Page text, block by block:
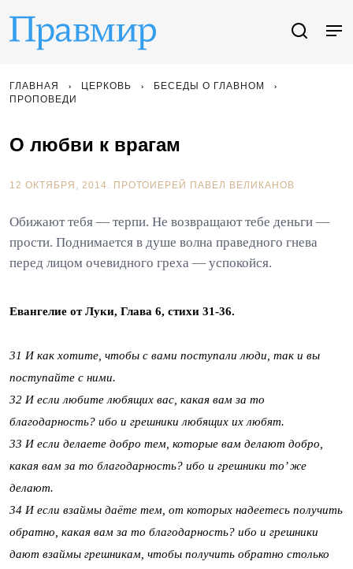
ГЛАВНАЯ ЦЕРКОВЬ
БЕСЕДЫ О ГЛАВНОМ
ПРОПОВЕДИ
О любви к врагам
12 ОКТЯБРЯ, 2014. ПРОТОИЕРЕЙ ПАВЕЛ ВЕЛИКАНОВ
Обижают тебя — терпи. Не возвращают тебе деньги —
прости. Поднимается в душе волна праведного гнева
перед лицом очевидного греха — успокойся.
Евангелие от Луки, Глава 6, стихи 31-36.
31 И как хотите, чтобы с вами поступали люди, так и вы
поступайте с ними.
32 И если любите любящих вас, какая вам за то
благодарность? ибо и грешники любящих их любят.
33 И если делаете добро тем, которые вам делают добро,
какая вам за то благодарность? ибо и грешники то’ же
делают.
34 И если взаймы даёте тем, от которых надеетесь получить
обратно, какая вам за то благодарность? ибо и грешники
дают взаймы грешникам, чтобы получить обратно столько